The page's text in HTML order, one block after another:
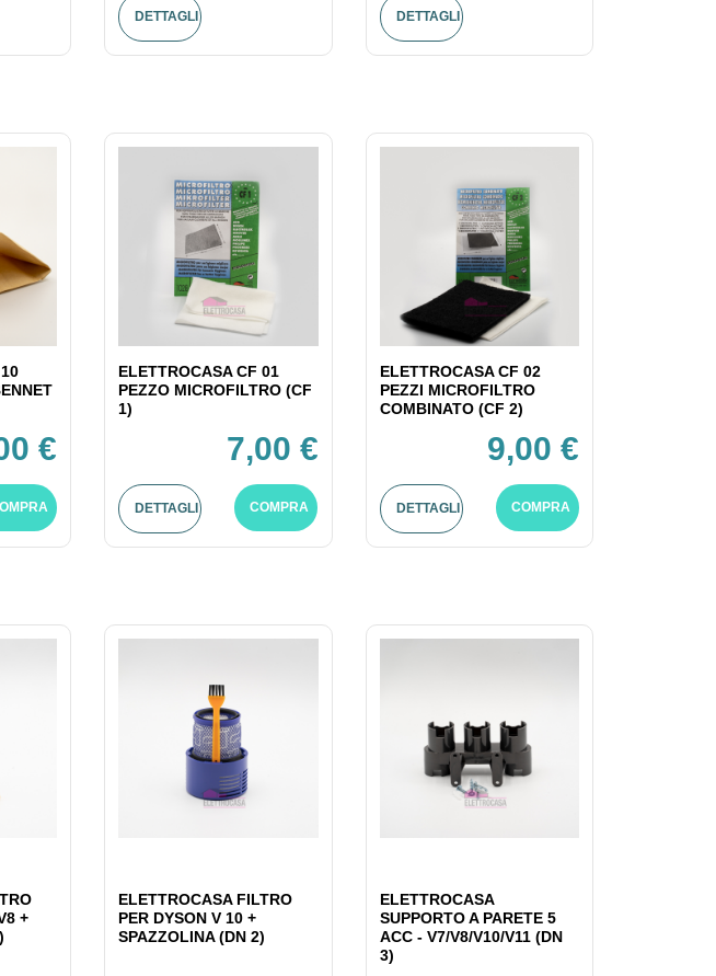
DETTAGLI DETTAGLI
€
ELETTROCASA CF 01
PEZZO MICROFILTRO (CF
1)
7,00 €
DETTAGLI COMPRA
ELETTROCASA CF 02
PEZZI MICROFILTRO
COMBINATO (CF 2)
9,00 €
DETTAGLI COMPRA
+
ELETTROCASA FILTRO
PER DYSON V 10 +
SPAZZOLINA (DN 2)
ELETTROCASA
SUPPORTO A PARETE 5
ACC - V7/V8/V10/V11 (DN
3)